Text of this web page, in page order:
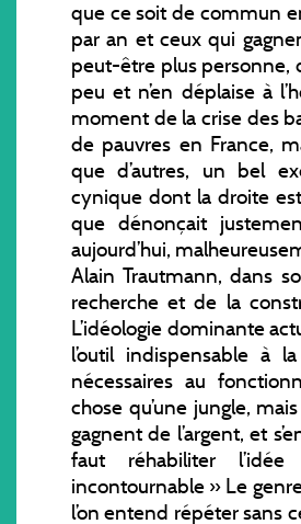
que ce soit de commun
par an et ceux qui
peut-être plus personne,
peu et n’en déplaise à
moment de la crise des
de pauvres en France,
que d’autres, un bel
cynique dont la droite
que dénonçait
aujourd’hui,
Alain Trautmann, dans
recherche et de la
L’idéologie dominante
l’outil indispensable à
nécessaires au
chose qu’une jungle,
gagnent de l’argent, et
faut réhabiliter
incontournable » Le
l’on entend répéter sans